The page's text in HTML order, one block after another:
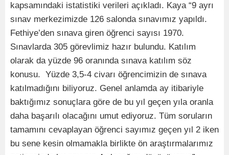
kapsamındaki istatistiki verileri açıkladı. Kaya “9 ayrı
sınav merkezimizde 126 salonda sınavımız yapıldı.
Fethiye’den sınava giren öğrenci sayısı 1970.
Sınavlarda 305 görevlimiz hazır bulundu. Katılım
olarak da yüzde 96 oranında sınava katılım söz
konusu. Yüzde 3,5-4 civarı öğrencimizin de sınava
katılmadığını biliyoruz. Genel anlamda ay itibariyle
baktığımız sonuçlara göre de bu yıl geçen yıla oranla
daha başarılı olacağını umut ediyoruz. Tüm soruların
tamamını cevaplayan öğrenci sayımız geçen yıl 2 iken
bu sene kesin olmamakla birlikte ön araştırmalarımız